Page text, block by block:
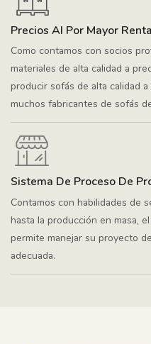
Precios Al Por Mayor
Como contamos con socios
materiales de alta calidad a
producir sofás de alta calidad
muchos fabricantes de sofás
Sistema De Proceso De
Contamos con habilidades de
hasta la producción en masa,
permite manejar su proyecto
adecuada.